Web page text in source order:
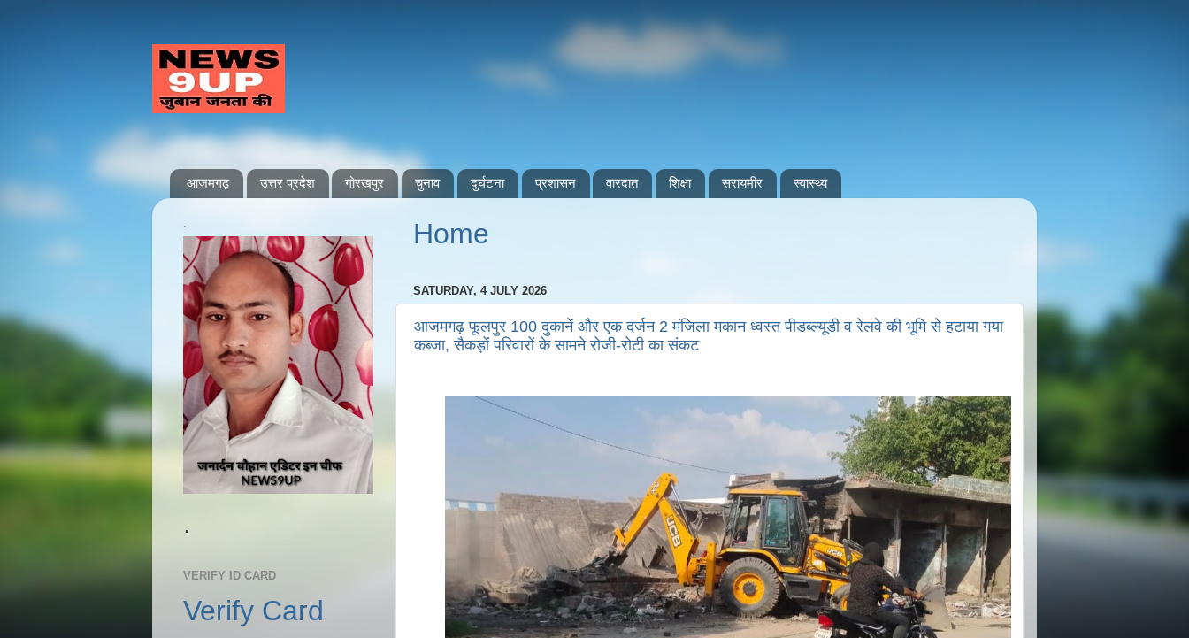
आजमगढ़ उत्तर प्रदेश गोरखपुर चुनाव दुर्घटना प्रशासन वारदात शिक्षा सरायमीर स्वास्थ्य
Home
SATURDAY, 4 JULY 2026
आजमगढ़ फूलपुर 100 दुकानें और एक दर्जन 2 मंजिला मकान ध्वस्त पीडब्ल्यूडी व रेलवे की भूमि से हटाया गया
कब्जा, सैकड़ों परिवारों के सामने रोजी-रोटी का संकट
.
.
VERIFY ID CARD
Verify Card